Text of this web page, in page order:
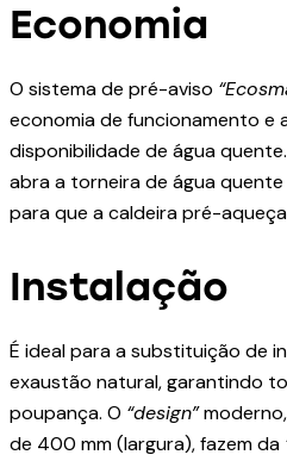
Economia
O sistema de pré-aviso
economia de funcionamento e
disponibilidade de água
abra a torneira de água
para que a caldeira pré-
Instalação
É ideal para a substituição de
exaustão natural, garantindo
poupança. O “design”
de 400 mm (largura), fazem da